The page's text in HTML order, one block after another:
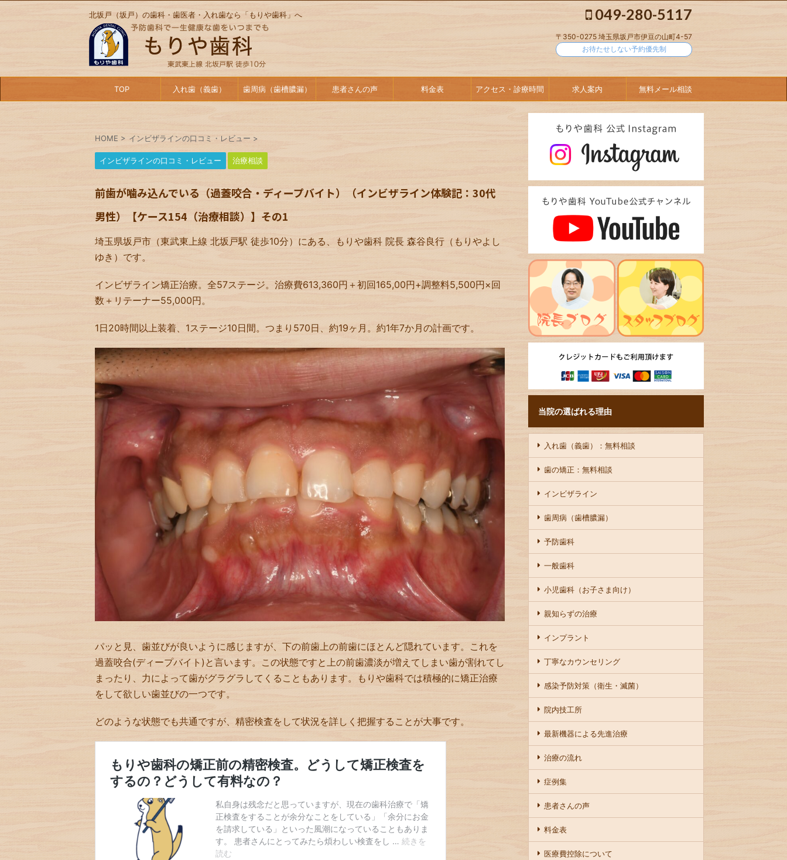
北坂戸（坂戸）の歯科・歯医者・入れ歯なら「もりや歯科」へ 049-280-5117
〒350-0275 埼玉県坂戸市伊豆の山町4-57
お待たせしない予約優先制
TOP 入れ歯（義歯） 歯周病（歯槽膿漏） 患者さんの声 料金表 アクセス・診療時間 求人案内 無料メール相談
HOME > インビザラインの口コミ・レビュー >
インビザラインの口コミ・レビュー 治療相談
前歯が噛み込んでいる（過蓋咬合・ディープバイト）（インビザライン体験記：30代
男性）【ケース154（治療相談）】その1
埼玉県坂戸市（東武東上線 北坂戸駅 徒歩10分）にある、もりや歯科 院長 森谷良行（もりやよし
ゆき）です。
インビザライン矯正治療。全57ステージ。治療費613,360円＋初回165,00円+調整料5,500円×回
数＋リテーナー55,000円。
1日20時間以上装着、1ステージ10日間。つまり570日、約19ヶ月。約1年7か月の計画です。
パッと見、歯並びが良いように感じますが、下の前歯上の前歯にほとんど隠れています。これを
過蓋咬合(ディープバイト)と言います。この状態ですと上の前歯濃淡が増えてしまい歯が割れてし
まったり、力によって歯がグラグラしてくることもあります。もりや歯科では積極的に矯正治療
をして欲しい歯並びの一つです。
どのような状態でも共通ですが、精密検査をして状況を詳しく把握することが大事です。
当院の選ばれる理由
入れ歯（義歯）：無料相談
歯の矯正：無料相談
インビザライン
歯周病（歯槽膿漏）
予防歯科
一般歯科
小児歯科（お子さま向け）
親知らずの治療
インプラント
丁寧なカウンセリング
感染予防対策（衛生・滅菌）
院内技工所
最新機器による先進治療
治療の流れ
症例集
患者さんの声
料金表
医療費控除について